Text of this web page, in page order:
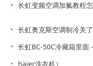
长虹变频空调加氟教程怎样进行）变频空
长虹奥克斯空调制冷关了怎么还出现热风_3，长虹奥
长虹BC-50C冷藏箱里面 - 搜狗问问`长
haier洗衣机）